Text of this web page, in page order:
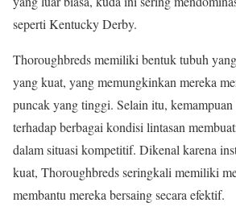
seperti Kentucky Derby.
Thoroughbreds memiliki bentuk tubuh
yang kuat, yang memungkinkan mereka
puncak yang tinggi. Selain itu, kemampuan
terhadap berbagai kondisi lintasan
dalam situasi kompetitif. Dikenal karena
kuat, Thoroughbreds seringkali memiliki
membantu mereka bersaing secara efektif.